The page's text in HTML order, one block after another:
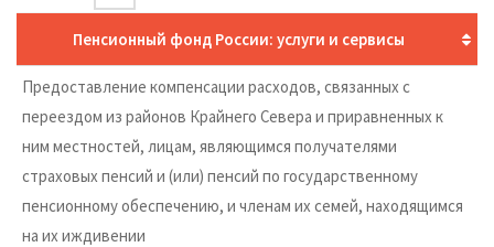
Пенсионный фонд России: услуги и сервисы
Предоставление компенсации расходов, связанных с
переездом из районов Крайнего Севера и приравненных к
ним местностей, лицам, являющимся получателями
страховых пенсий и (или) пенсий по государственному
пенсионному обеспечению, и членам их семей, находящимся
на их иждивении